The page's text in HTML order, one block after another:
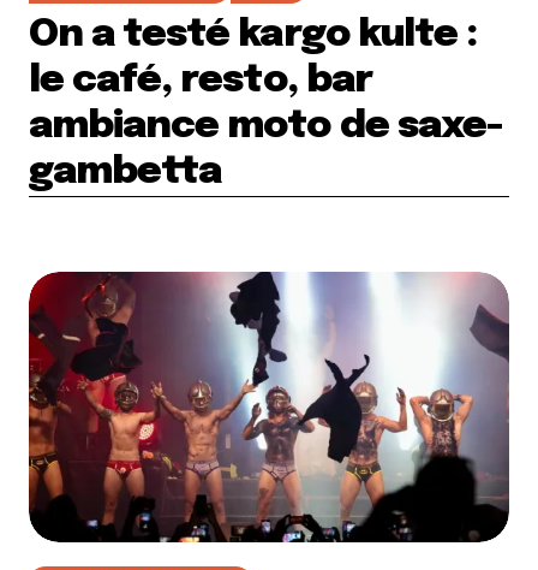
On a testé kargo kulte :
le café, resto, bar
ambiance moto de saxe-
gambetta